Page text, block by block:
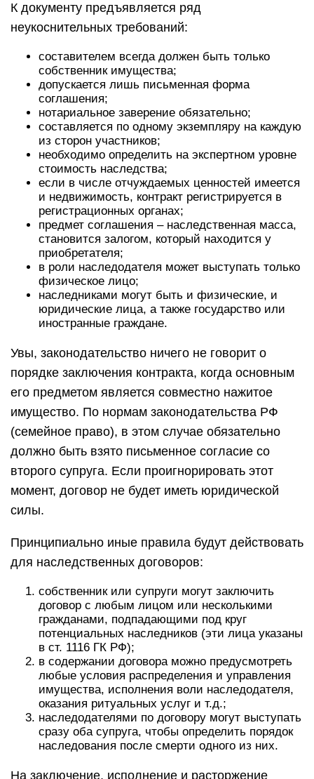
К документу предъявляется ряд
неукоснительных требований:
составителем всегда должен быть только
собственник имущества;
допускается лишь письменная форма
соглашения;
нотариальное заверение обязательно;
составляется по одному экземпляру на каждую
из сторон участников;
необходимо определить на экспертном уровне
стоимость наследства;
если в числе отчуждаемых ценностей имеется
и недвижимость, контракт регистрируется в
регистрационных органах;
предмет соглашения – наследственная масса,
становится залогом, который находится у
приобретателя;
в роли наследодателя может выступать только
физическое лицо;
наследниками могут быть и физические, и
юридические лица, а также государство или
иностранные граждане.
Увы, законодательство ничего не говорит о
порядке заключения контракта, когда основным
его предметом является совместно нажитое
имущество. По нормам законодательства РФ
(семейное право), в этом случае обязательно
должно быть взято письменное согласие со
второго супруга. Если проигнорировать этот
момент, договор не будет иметь юридической
силы.
Принципиально иные правила будут действовать
для наследственных договоров:
собственник или супруги могут заключить
договор с любым лицом или несколькими
гражданами, подпадающими под круг
потенциальных наследников (эти лица указаны
в ст. 1116 ГК РФ);
в содержании договора можно предусмотреть
любые условия распределения и управления
имущества, исполнения воли наследодателя,
оказания ритуальных услуг и т.д.;
наследодателями по договору могут выступать
сразу оба супруга, чтобы определить порядок
наследования после смерти одного из них.
На заключение, исполнение и расторжение